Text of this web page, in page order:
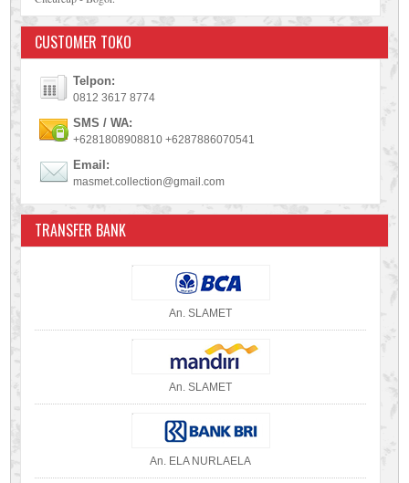
CUSTOMER TOKO
Telpon:
0812 3617 8774
SMS / WA:
+6281808908810 +6287886070541
Email:
masmet.collection@gmail.com
TRANSFER BANK
An. SLAMET
An. SLAMET
An. ELA NURLAELA